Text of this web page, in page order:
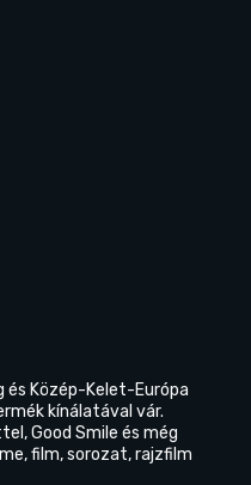
és Közép-Kelet-Európa
kínálatával vár.
Good Smile és még
film, sorozat, rajzfilm